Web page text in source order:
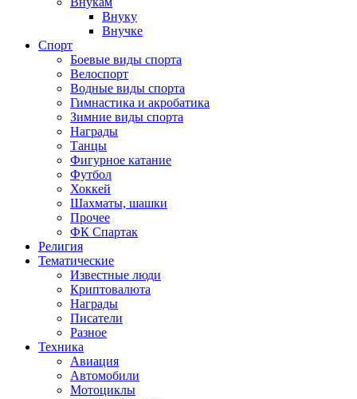
Внуку
Внучке
Спорт
Боевые виды спорта
Велоспорт
Водные виды спорта
Гимнастика и акробатика
Зимние виды спорта
Награды
Танцы
Фигурное катание
Футбол
Хоккей
Шахматы, шашки
Прочее
ФК Спартак
Религия
Тематические
Известные люди
Криптовалюта
Награды
Писатели
Разное
Техника
Авиация
Автомобили
Мотоциклы